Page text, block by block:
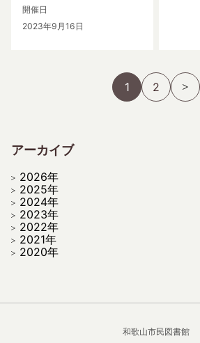
開催日
2023年9月16日
1 2
アーカイブ
2026年
2025年
2024年
2023年
2022年
2021年
2020年
和歌山市民図書館